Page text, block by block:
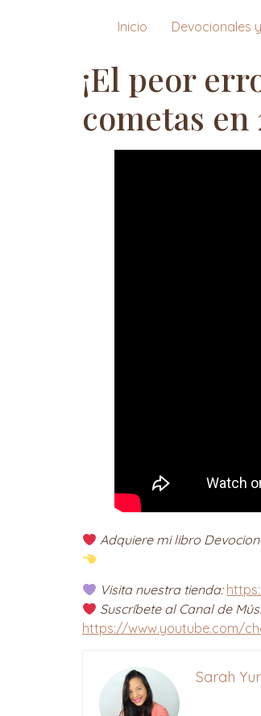
Inicio Devocionales
¡El peor
cometas en
Adquiere mi libro
Visita nuestra tienda:
Suscríbete al Canal de
https://www.youtube.com/
Sarah